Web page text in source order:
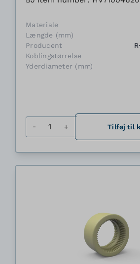
Materiale
Længde (mm)
Producent
Koblingstørrelse
Yderdiameter (mm)
Tilføj til